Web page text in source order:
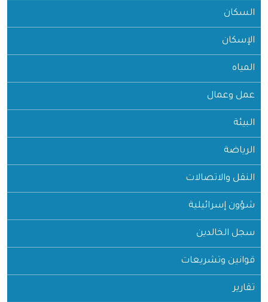
السكان
الإسكان
المياه
عمل وعمال
البيئة
الرياضة
النقل والاتصالات
شؤون إسرائيلية
سجل الخالدين
قوانين وتشريعات
تقارير